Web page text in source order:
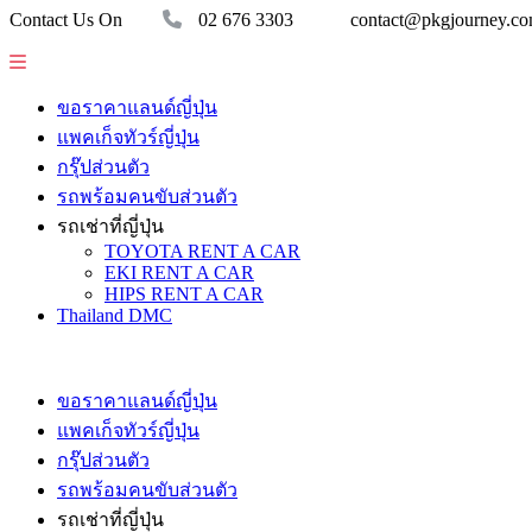
Contact Us On 02 676 3303
ขอราคาแลนด์ญี่ปุ่น
แพคเก็จทัวร์ญี่ปุ่น
กรุ๊ปส่วนตัว
รถพร้อมคนขับส่วนตัว
รถเช่าที่ญี่ปุ่น
TOYOTA RENT A CAR
EKI RENT A CAR
HIPS RENT A CAR
Thailand DMC
ขอราคาแลนด์ญี่ปุ่น
แพคเก็จทัวร์ญี่ปุ่น
กรุ๊ปส่วนตัว
รถพร้อมคนขับส่วนตัว
รถเช่าที่ญี่ปุ่น